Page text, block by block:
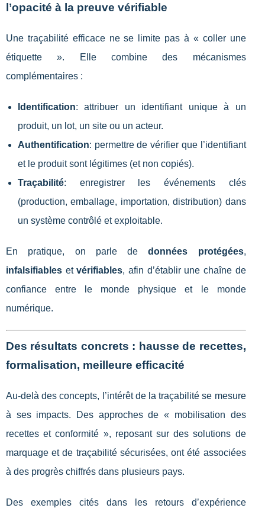
l’opacité à la preuve vérifiable
Une traçabilité efficace ne se limite pas à « coller une
étiquette ». Elle combine des mécanismes
complémentaires :
Identification: attribuer un identifiant unique à un
produit, un lot, un site ou un acteur.
Authentification: permettre de vérifier que l’identifiant
et le produit sont légitimes (et non copiés).
Traçabilité: enregistrer les événements clés
(production, emballage, importation, distribution) dans
un système contrôlé et exploitable.
En pratique, on parle dedonnées protégées,
infalsifiables etvérifiables, afin d’établir une chaîne de
confiance entre le monde physique et le monde
numérique.
Des résultats concrets : hausse de recettes,
formalisation, meilleure efficacité
Au-delà des concepts, l’intérêt de la traçabilité se mesure
à ses impacts. Des approches de « mobilisation des
recettes et conformité », reposant sur des solutions de
marquage et de traçabilité sécurisées, ont été associées
à des progrès chiffrés dans plusieurs pays.
Des exemples cités dans les retours d’expérience